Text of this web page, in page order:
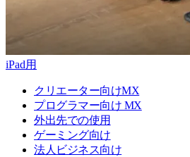
iPad用
クリエーター向けMX
プログラマー向け MX
外出先での使用
ゲーミング向け
法人ビジネス向け